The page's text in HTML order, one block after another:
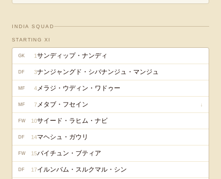
INDIA SQUAD
STARTING XI
GK 1サンディップ・ナンディ
DF 3ナンジャングド・シバナンジュ・マンジュ
MF 4メラジ・ウディン・ワドゥー
MF 7メタブ・フセイン ↓
FW 10サイード・ラヒム・ナビ
DF 14マヘシュ・ガウリ
FW 15バイチュン・ブティア
DF 17イルンバム・スルクマル・シン